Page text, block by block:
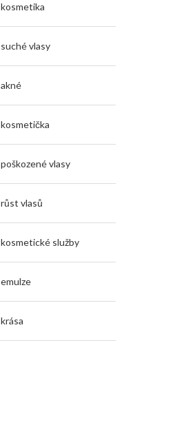
kosmetika
suché vlasy
akné
kosmetička
poškozené vlasy
růst vlasů
kosmetické služby
emulze
krása